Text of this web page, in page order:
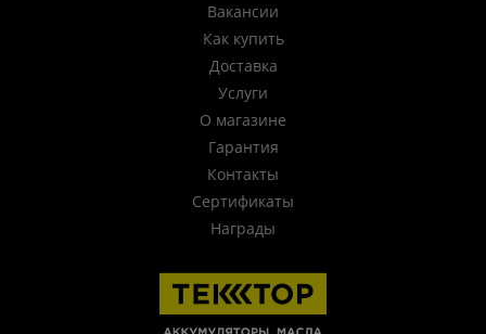
Вакансии
Как купить
Доставка
Услуги
О магазине
Гарантия
Контакты
Сертификаты
Награды